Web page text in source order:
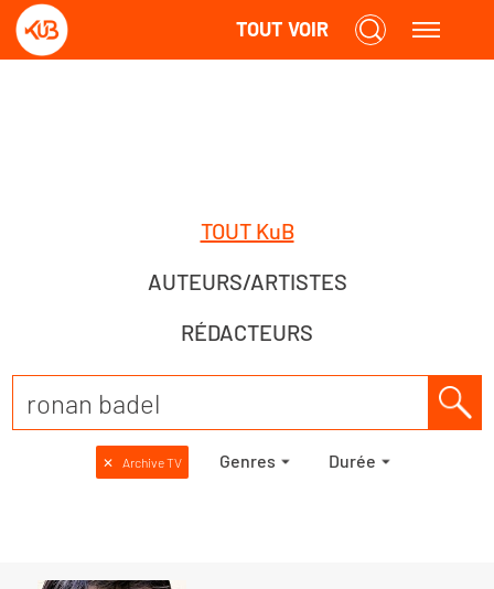
TOUT VOIR
TOUT KuB
AUTEURS/ARTISTES
RÉDACTEURS
✕ Archive TV Genres Durée